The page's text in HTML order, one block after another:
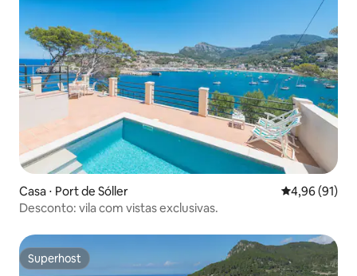
Casa ⋅ Port de Sóller 4,96 de uma
4,96 (91)
Desconto: vila com vistas exclusivas.
Superhost
Superhost